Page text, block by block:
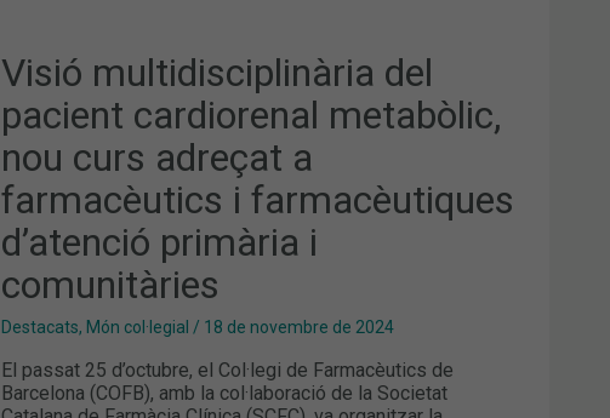
Visió multidisciplinària del
pacient cardiorenal metabòlic,
nou curs adreçat a
farmacèutics i farmacèutiques
d’atenció primària i
comunitàries
Destacats, Món col·legial / 18 de novembre de 2024
El passat 25 d’octubre, el Col·legi de Farmacèutics de
Barcelona (COFB), amb la col·laboració de la Societat